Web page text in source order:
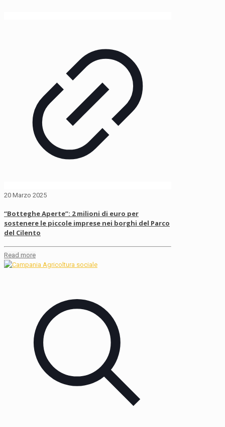
20 Marzo 2025
“Botteghe Aperte”: 2 milioni di euro per
sostenere le piccole imprese nei borghi del Parco
del Cilento
Read more